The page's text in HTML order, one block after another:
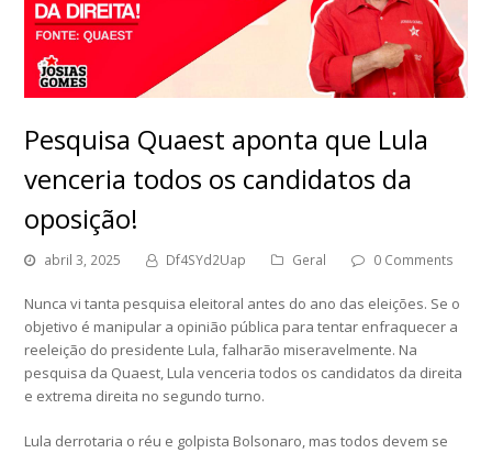
Pesquisa Quaest aponta que Lula
venceria todos os candidatos da
oposição!
abril 3, 2025 Df4SYd2Uap Geral 0 Comments
Nunca vi tanta pesquisa eleitoral antes do ano das eleições. Se o
objetivo é manipular a opinião pública para tentar enfraquecer a
reeleição do presidente Lula, falharão miseravelmente. Na
pesquisa da Quaest, Lula venceria todos os candidatos da direita
e extrema direita no segundo turno.
Lula derrotaria o réu e golpista Bolsonaro, mas todos devem se